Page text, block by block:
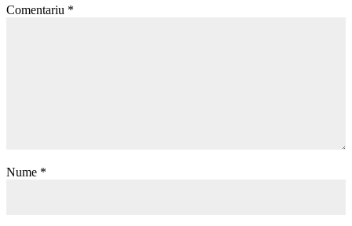
Comentariu *
Nume *